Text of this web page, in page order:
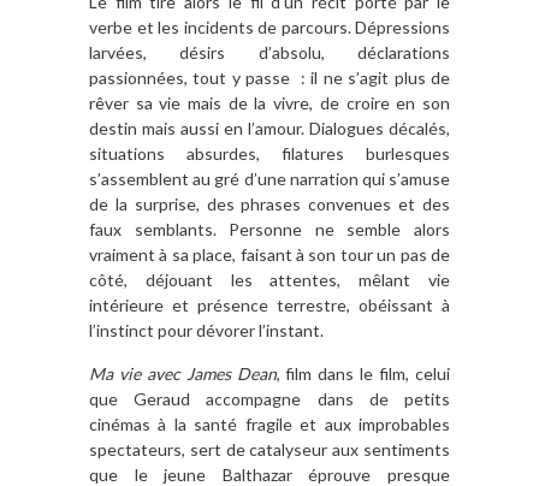
verbe et les incidents de parcours. Dépressions
larvées, désirs d’absolu, déclarations
passionnées, tout y passe : il ne s’agit plus de
rêver sa vie mais de la vivre, de croire en son
destin mais aussi en l’amour. Dialogues décalés,
situations absurdes, filatures burlesques
s’assemblent au gré d’une narration qui s’amuse
de la surprise, des phrases convenues et des
faux semblants. Personne ne semble alors
vraiment à sa place, faisant à son tour un pas de
côté, déjouant les attentes, mêlant vie
intérieure et présence terrestre, obéissant à
l’instinct pour dévorer l’instant.
Ma vie avec James Dean, film dans le film, celui
que Geraud accompagne dans de petits
cinémas à la santé fragile et aux improbables
spectateurs, sert de catalyseur aux sentiments
que le jeune Balthazar éprouve presque